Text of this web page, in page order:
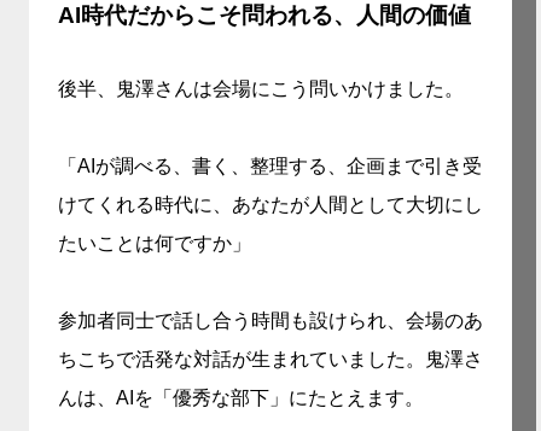
AI時代だからこそ問われる、人間の価値
後半、鬼澤さんは会場にこう問いかけました。
「AIが調べる、書く、整理する、企画まで引き受
けてくれる時代に、あなたが人間として大切にし
たいことは何ですか」
参加者同士で話し合う時間も設けられ、会場のあ
ちこちで活発な対話が生まれていました。鬼澤さ
んは、AIを「優秀な部下」にたとえます。